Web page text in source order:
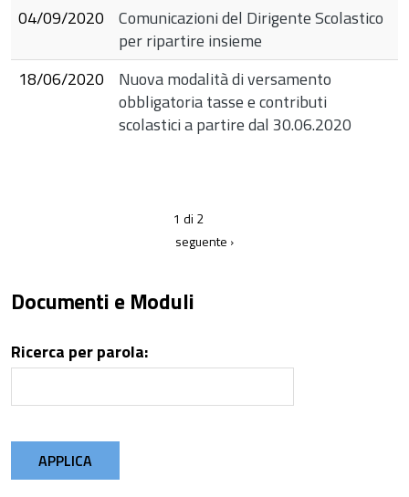
04/09/2020
Comunicazioni del Dirigente Scolastico
per ripartire insieme
18/06/2020
Nuova modalità di versamento
obbligatoria tasse e contributi
scolastici a partire dal 30.06.2020
1 di 2
seguente ›
Documenti e Moduli
Ricerca per parola:
APPLICA